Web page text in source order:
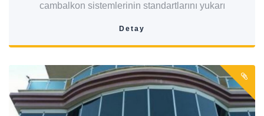
cambalkon sistemlerinin standartlarını yukarı
Detay